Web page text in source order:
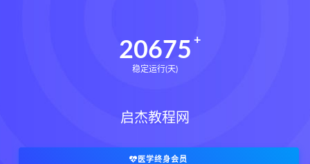
20675
稳定运行(天)
启杰教程网
医学终身会员